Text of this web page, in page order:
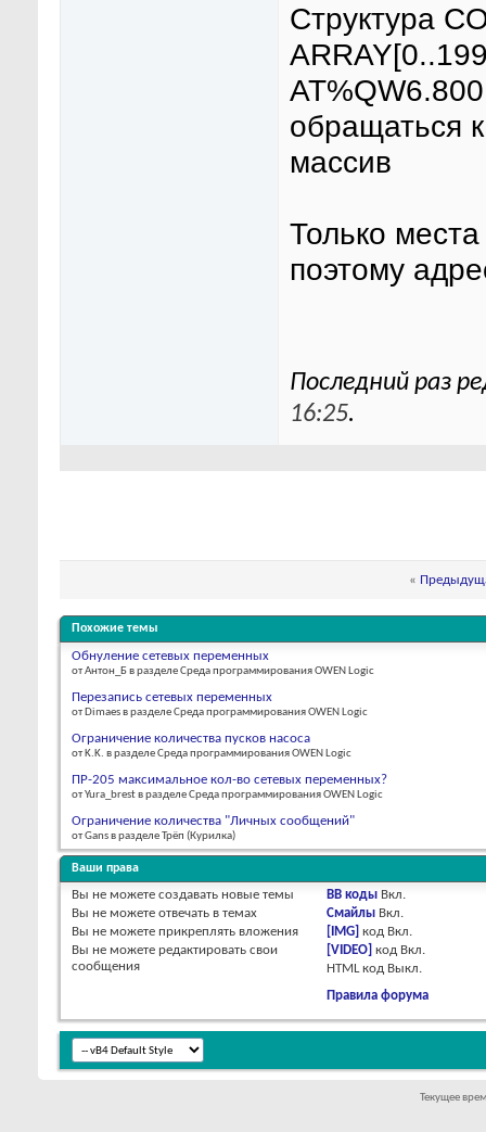
Структура
обращаться
массив
Только
поэтому
Последний раз
16:25.
«
Похожие темы
Обнуление сетевых переменных
от Антон_Б в разделе Среда программирования OWEN Logic
Перезапись сетевых переменных
от Dimaes в разделе Среда программирования OWEN Logic
Ограничение количества пусков насоса
от K.K. в разделе Среда программирования OWEN Logic
ПР-205 максимальное кол-во сетевых переменных?
от Yura_brest в разделе Среда программирования OWEN Logic
Ограничение количества "Личных сообщений"
от Gans в разделе Трёп (Курилка)
Ваши права
Вы не можете создавать новые темы
Вы не можете отвечать в темах
Вы не можете прикреплять вложения
Вы не можете редактировать свои
сообщения
BB коды Вкл.
Смайлы Вкл.
[IMG] код Вкл.
[VIDEO] код Вкл.
HTML код Выкл.
Правила форума
Текущее